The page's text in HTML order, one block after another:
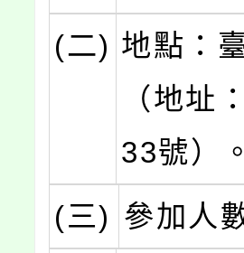
(二) 地點：
（地址
33號）。
(三) 參加人